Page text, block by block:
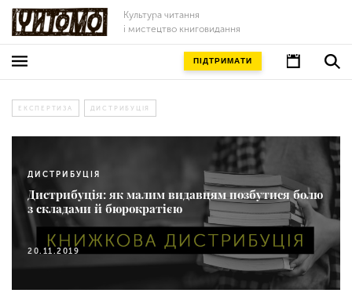
Культура читання
і мистецтво книговидання
ПІДТРИМАТИ
ЕКСПЕРТИЗА ДИСТРИБУЦІЯ
ДИСТРИБУЦІЯ
Дистрибуція: як малим видавцям позбутися болю
з складами й бюрократією
20.11.2019